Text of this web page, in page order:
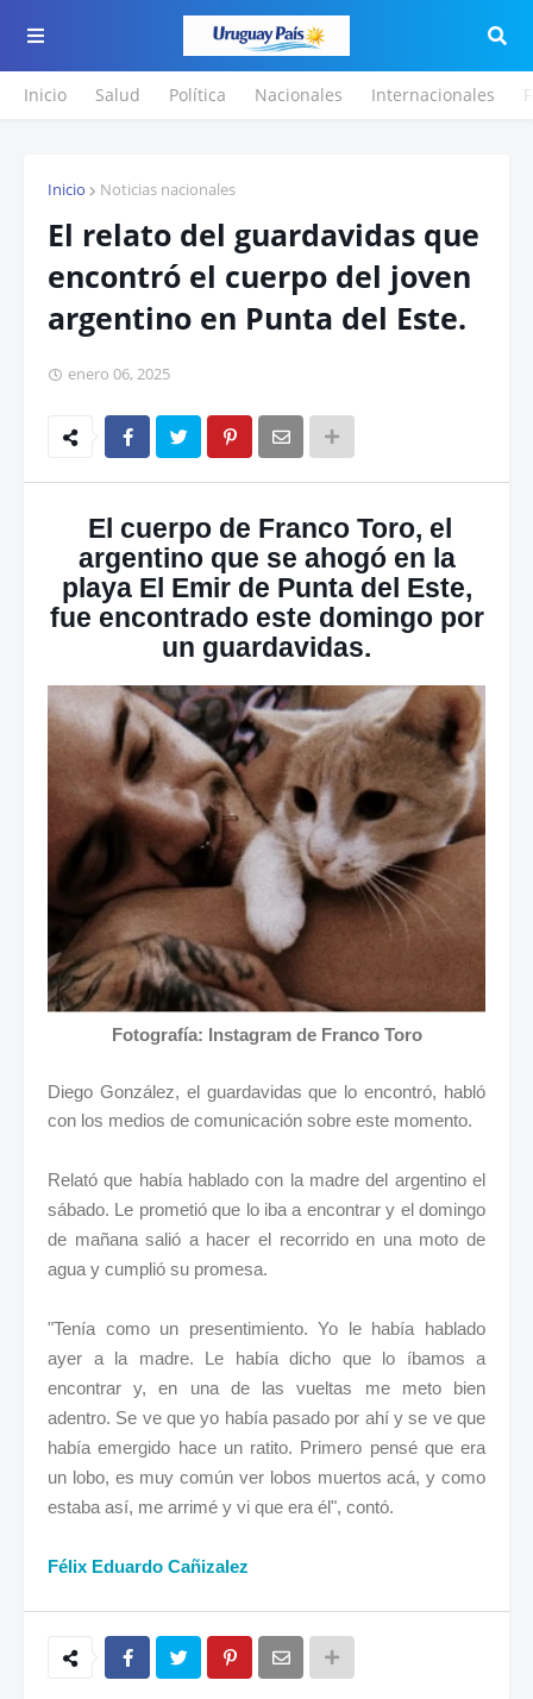
Inicio Salud Política Nacionales Internacionales
Inicio Noticias nacionales
El relato del guardavidas que
encontró el cuerpo del joven
argentino en Punta del Este.
enero 06, 2025
El cuerpo de Franco Toro, el
argentino que se ahogó en la
playa El Emir de Punta del Este,
fue encontrado este domingo por
un guardavidas.
Fotografía: Instagram de Franco Toro
Diego González, el guardavidas que lo encontró, habló
con los medios de comunicación sobre este momento.
Relató que había hablado con la madre del argentino el
sábado. Le prometió que lo iba a encontrar y el domingo
de mañana salió a hacer el recorrido en una moto de
agua y cumplió su promesa.
"Tenía como un presentimiento. Yo le había hablado
ayer a la madre. Le había dicho que lo íbamos a
encontrar y, en una de las vueltas me meto bien
adentro. Se ve que yo había pasado por ahí y se ve que
había emergido hace un ratito. Primero pensé que era
un lobo, es muy común ver lobos muertos acá, y como
estaba así, me arrimé y vi que era él", contó.
Félix Eduardo Cañizalez